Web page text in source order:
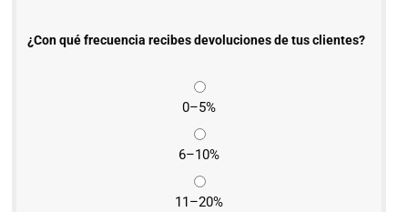
¿Con qué frecuencia recibes devoluciones de tus clientes?
0–5%
6–10%
11–20%